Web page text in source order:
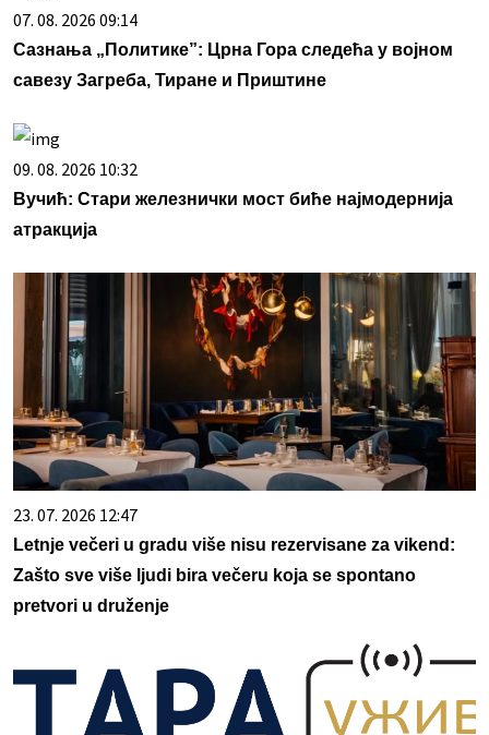
07. 08. 2026 09:14
Сазнања „Политике”: Црна Гора следећа у војном
савезу Загреба, Тиране и Приштине
09. 08. 2026 10:32
Вучић: Стари железнички мост биће најмодернија
атракција
23. 07. 2026 12:47
Letnje večeri u gradu više nisu rezervisane za vikend:
Zašto sve više ljudi bira večeru koja se spontano
pretvori u druženje